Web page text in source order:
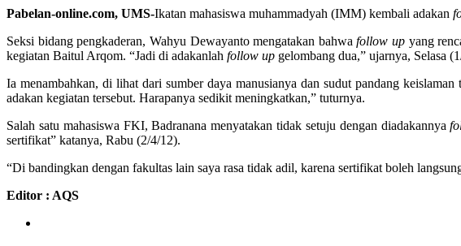
Pabelan-online.com, UMS-Ikatan mahasiswa muhammadyah (IMM) kembali adakan
Seksi bidang pengkaderan, Wahyu Dewayanto mengatakan bahwafollow up yang
kegiatan Baitul Arqom. “Jadi di adakanlah follow up gelombang dua,” ujarnya, Selasa
Ia menambahkan, di lihat dari sumber daya manusianya dan sudut pandang
adakan kegiatan tersebut. Harapanya sedikit meningkatkan,” tuturnya.
Salah satu mahasiswa FKI, Badranana menyatakan tidak setuju dengan diadakannya
sertifikat” katanya, Rabu (2/4/12).
“Di bandingkan dengan fakultas lain saya rasa tidak adil, karena sertifikat boleh
Editor : AQS